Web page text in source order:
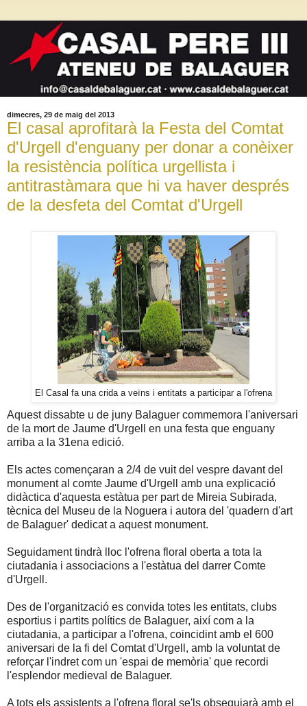
dimecres, 29 de maig del 2013
El casal aprofitarà la Festa del Comtat
d'Urgell d'enguany per donar a conèixer
la resistència política urgellista i
antitrastàmara que hi va haver després
de la desfeta del Comtat d'Urgell
El Casal fa una crida a veïns i entitats a participar a l'ofrena
Aquest dissabte u de juny Balaguer commemora l'aniversari
de la mort de Jaume d'Urgell en una festa que enguany
arriba a la 31ena edició.
Els actes començaran a 2/4 de vuit del vespre davant del
monument al comte Jaume d'Urgell amb una explicació
didàctica d'aquesta estàtua per part de Mireia Subirada,
tècnica del Museu de la Noguera i autora del 'quadern d'art
de Balaguer' dedicat a aquest monument.
Seguidament tindrà lloc l'ofrena floral oberta a tota la
ciutadania i associacions a l'estàtua del darrer Comte
d'Urgell.
Des de l'organització es convida totes les entitats, clubs
esportius i partits polítics de Balaguer, així com a la
ciutadania, a participar a l'ofrena, coincidint amb el 600
aniversari de la fi del Comtat d'Urgell, amb la voluntat de
reforçar l'indret com un 'espai de memòria' que recordi
l'esplendor medieval de Balaguer.
A tots els assistents a l'ofrena floral se'ls obsequiarà amb el